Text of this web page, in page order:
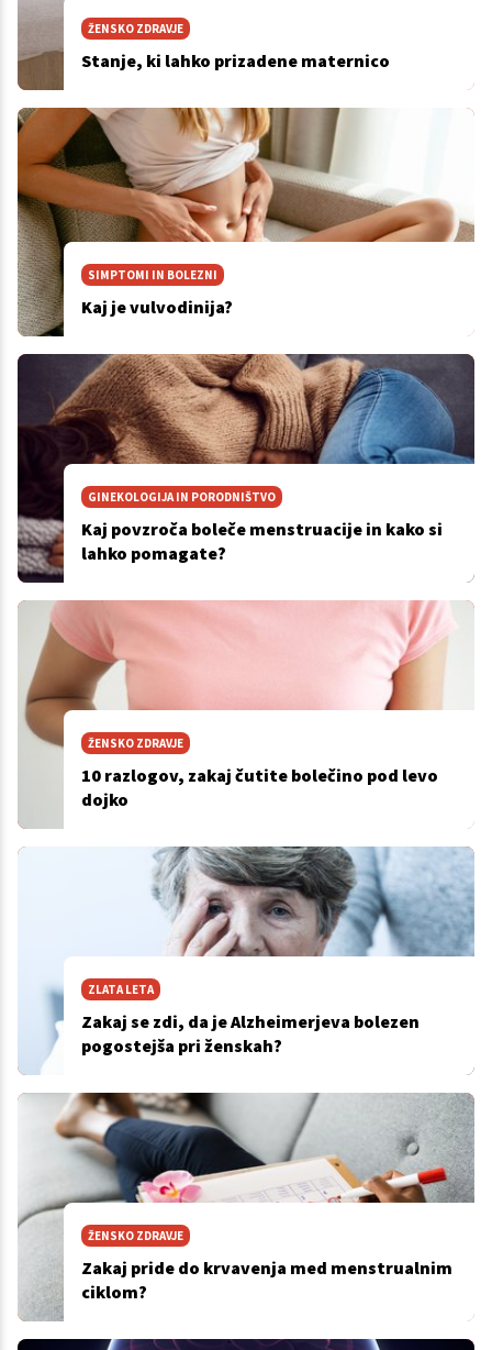
ŽENSKO ZDRAVJE
Stanje, ki lahko prizadene maternico
SIMPTOMI IN BOLEZNI
Kaj je vulvodinija?
GINEKOLOGIJA IN PORODNIŠTVO
Kaj povzroča boleče menstruacije in kako si
lahko pomagate?
ŽENSKO ZDRAVJE
10 razlogov, zakaj čutite bolečino pod levo
dojko
ZLATA LETA
Zakaj se zdi, da je Alzheimerjeva bolezen
pogostejša pri ženskah?
ŽENSKO ZDRAVJE
Zakaj pride do krvavenja med menstrualnim
ciklom?